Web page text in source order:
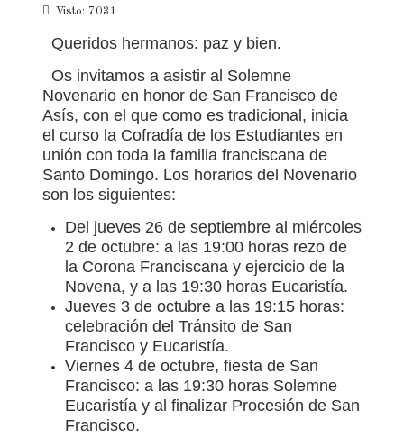
Visto: 7031
Queridos hermanos: paz y bien.
Os invitamos a asistir al Solemne
Novenario en honor de San Francisco de
Asís, con el que como es tradicional, inicia
el curso la Cofradía de los Estudiantes en
unión con toda la familia franciscana de
Santo Domingo. Los horarios del Novenario
son los siguientes:
Del jueves 26 de septiembre al miércoles
2 de octubre: a las 19:00 horas rezo de
la Corona Franciscana y ejercicio de la
Novena, y a las 19:30 horas Eucaristía.
Jueves 3 de octubre a las 19:15 horas:
celebración del Tránsito de San
Francisco y Eucaristía.
Viernes 4 de octubre, fiesta de San
Francisco: a las 19:30 horas Solemne
Eucaristía y al finalizar Procesión de San
Francisco.